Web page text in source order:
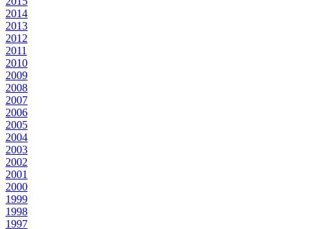
2014
2013
2012
2011
2010
2009
2008
2007
2006
2005
2004
2003
2002
2001
2000
1999
1998
1997